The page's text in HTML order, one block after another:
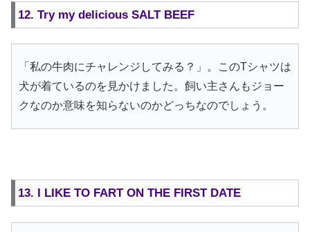
12. Try my delicious SALT BEEF
「私の牛肉にチャレンジしてみる？」。このTシャツは
犬が着ているのを見かけました。飼い主さんもジョー
クなのか意味を知らないのかどっちなのでしょう。
13. I LIKE TO FART ON THE FIRST DATE